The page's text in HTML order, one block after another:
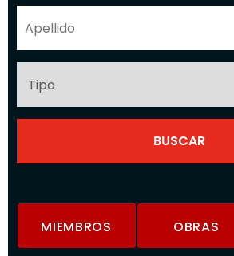
MIEMBROS OBRAS